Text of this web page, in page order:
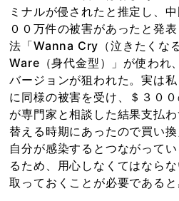
ミナルが侵されたと推定し、
００万件の被害があったと発
法「Wanna Cry（泣きたくな
Ware（身代金型）」が使わ
バージョンが狙われた。実は
に同様の被害を受け、＄３０
が専門家と相談した結果支払
替える時期にあったので買い換
自分が感染するとつながって
るため、用心しなくてはなら
取っておくことが必要であると